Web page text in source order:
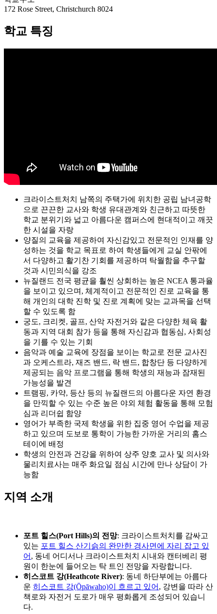
으로 끈끈한 교사와 학생 유대관계와 친근하고 따뜻한
학교 분위기와 넓고 아름다운 캠퍼스에 현대적이고 깨끗
한 시설을 자랑
양질의 교육을 제공하여 자신감있고 전문적인 인재를 양
성하는 것을 학교 목표로 하여 학생들에게 교실 안팎에
서 다양하고 활기찬 기회를 제공하며 탁월함을 추구할
것과 시민의식을 강조
뉴질랜드 전국 평균을 훨씬 상회하는 높은 NCEA 통과율
을 보이고 있으며, 체계적이고 전문적인 진로 교육을 통
해 개인의 대학 진학 및 진로 계획에 맞는 교과목을 선택
할 수 있도록 함
궁도, 크리켓, 골프, 산악 자전거와 같은 다양한 체육 활
동과 지역 대회 참가 등을 통해 자신감과 협동심, 사회성
을 기를 수 있는 기회
음악과 예술 교육에 장점을 보이는 학교로 전문 교사진
과 오케스트라, 재즈 밴드, 락 밴드, 합창단 등 다양하게
제공되는 음악 프로그램을 통해 학생의 재능과 잠재된
가능성을 발견
트램핑, 카약, 등산 등의 뉴질랜드의 아름다운 자연 환경
을 만끽할 수 있는 수준 높은 야외 체험 활동을 통해 모험
심과 리더쉽 함양
영어가 부족한 국제 학생을 위한 집중 영어 수업을 제공
하고 있으며 도보로 통학이 가능한 가까운 거리의 홈스
테이에 배정
학생의 안전과 건강을 위하여 상주 양호 교사 및 의사와
물리치료사는 매주 화요일 점심 시간에 만나 상담이 가
능함
있는 포트 힐스 산기슭의 완만한 경사면에 자리 잡고 있
어, 동네 어디서나 크라이스트처치 시내와 캔터베리 평
원이 한눈에 들어오는 탁 트인 전망을 자랑합니다.
히스코트 강(Heathcote River): 동네 하단부에는 아름다
운히스코트 강(Ōpāwaho)이 흐르고 있어, 강변을 따라 산
책로와 자전거 도로가 매우 평화롭게 조성되어 있습니
다.